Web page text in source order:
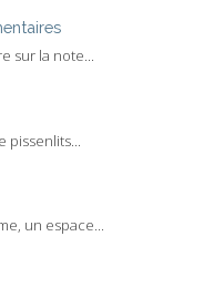
sur la note...
pissenlits...
un espace...